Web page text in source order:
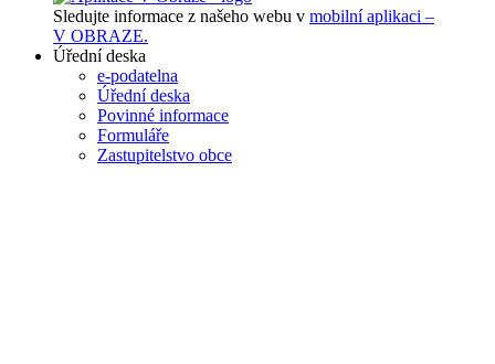
Sledujte informace z našeho webu v mobilní aplikaci –
V OBRAZE.
Úřední deska
e-podatelna
Úřední deska
Povinné informace
Formuláře
Zastupitelstvo obce